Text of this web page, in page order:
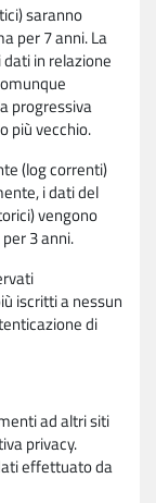
saranno
per 7 anni. La
in relazione
progressiva
più vecchio.
(log correnti)
i dati del
vengono
3 anni.
iscritti a nessun
di
ad altri siti
privacy.
effettuato da